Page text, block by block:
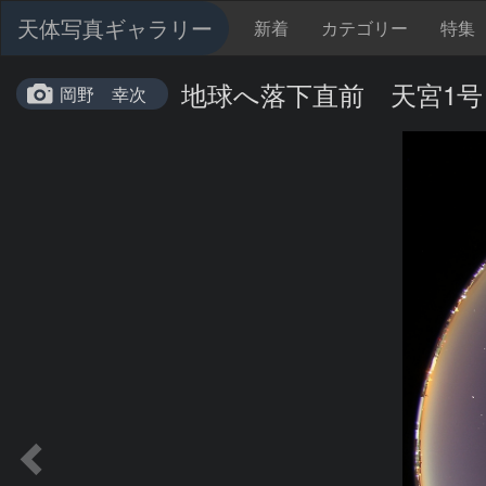
天体写真ギャラリー 新着 カテゴリー 特集
岡野 幸次 地球へ落下直前 天宮1号